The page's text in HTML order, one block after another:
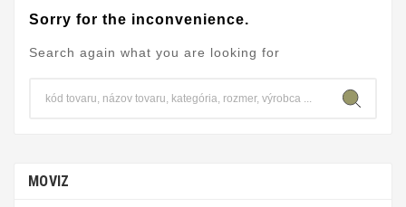
Sorry for the inconvenience.
Search again what you are looking for
MOVIZ